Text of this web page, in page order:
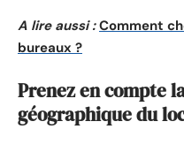
A lire aussi : Comment
bureaux ?
Prenez en compte
géographique du